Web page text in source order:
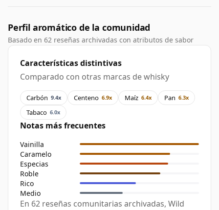
Perfil aromático de la comunidad
Basado en 62 reseñas archivadas con atributos de sabor
Características distintivas
Comparado con otras marcas de whisky
Carbón 9.4x Centeno 6.9x Maíz 6.4x Pan 6.3x
Tabaco 6.0x
Notas más frecuentes
Vainilla
Caramelo
Especias
Roble
Rico
Medio
En 62 reseñas comunitarias archivadas, Wild